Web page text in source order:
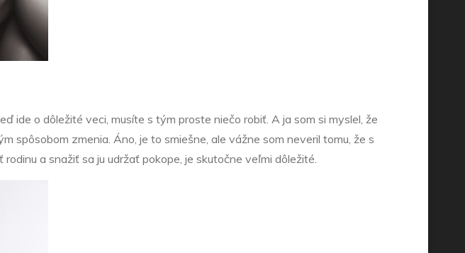
ide o dôležité veci, musíte s tým proste niečo robiť. A ja som si myslel, že
spôsobom zmenia. Áno, je to smiešne, ale vážne som neveril tomu, že s
a snažiť sa ju udržať pokope, je skutočne veľmi dôležité.